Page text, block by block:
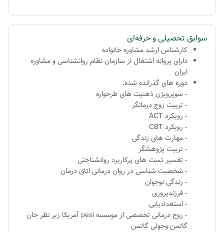
سوابق تحصیلی و حرفه‌ای
کارشناس ارشد مشاوره خانواده
دارای پروانه اشتغال از سازمان نظام روانشناسی و مشاوره
ایران
دوره های گذرانده شده:
- سوپرویژن ذهنیت های طرحواره
- تربیت زوج درمانگر
- رویکرد ACT
- رویکرد CBT
- مهارت‌ های زندگی
- تربیت پژوهشگر
- تفسیر تست های پرکاربرد روانشناختی
- شخصیت شناسی در روان درمانی اتاق درمان
- زندگی نوجوان
- فرزندپروری
- استعدادیابی
- زوج درمانی تخصصی از موسسه pesi آمریکا زیر نظر جان
گاتمن وجولی گاتمن